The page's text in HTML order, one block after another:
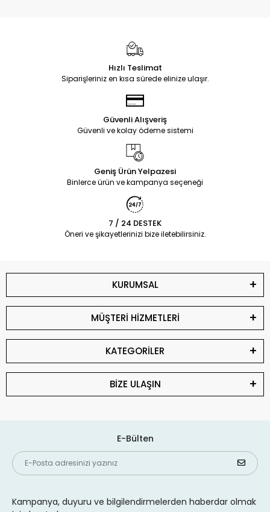
Hızlı Teslimat
Siparişleriniz en kısa sürede elinize ulaşır.
Güvenli Alışveriş
Güvenli ve kolay ödeme sistemi
Geniş Ürün Yelpazesi
Binlerce ürün ve kampanya seçeneği
7 / 24 DESTEK
Öneri ve şikayetlerinizi bize iletebilirsiniz.
KURUMSAL
MÜŞTERİ HİZMETLERİ
KATEGORİLER
BİZE ULAŞIN
E-Bülten
Kampanya, duyuru ve bilgilendirmelerden haberdar olmak